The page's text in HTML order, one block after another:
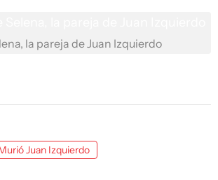
la pareja de Juan Izquierdo
Juan Izquierdo